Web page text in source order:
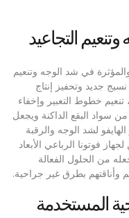
التجاعيد
في شد الوجه وتنعيم
جديد وتحفيز إنتاج
خطوط التعبير وإخفاء
من سواد البقع الداكنة ويجعل
لشد الوجه والرقبة
فوتونا الرباعي الأبعاد
من الحلول الفعالة
وأناقتهم بطرق غير جراحية.
المستخدمة